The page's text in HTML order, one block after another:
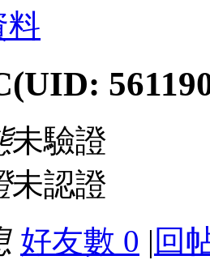
料
(UID:
未驗證
未認證
好友數 0 | 回